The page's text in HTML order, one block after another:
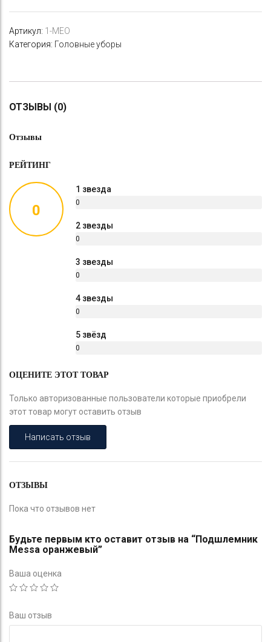
Артикул: 1-MEO
Категория: Головные уборы
ОТЗЫВЫ (0)
Отзывы
РЕЙТИНГ
0
1 звезда
0
2 звезды
0
3 звезды
0
4 звезды
0
5 звёзд
0
ОЦЕНИТЕ ЭТОТ ТОВАР
Только авторизованные пользователи которые приобрели
этот товар могут оставить отзыв
Написать отзыв
ОТЗЫВЫ
Пока что отзывов нет
Будьте первым кто оставит отзыв на “Подшлемник
Messa оранжевый”
Ваша оценка
Ваш отзыв